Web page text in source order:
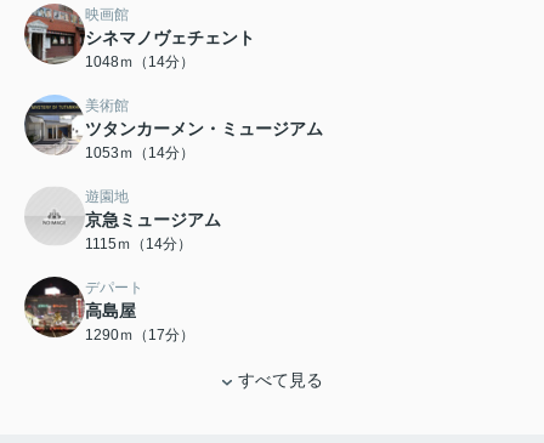
映画館
シネマノヴェチェント
1048ｍ（14分）
美術館
ツタンカーメン・ミュージアム
1053ｍ（14分）
遊園地
京急ミュージアム
1115ｍ（14分）
デパート
高島屋
1290ｍ（17分）
すべて見る